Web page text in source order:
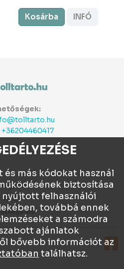
Kosárba INFÓ
+36204460417
ÁSZF
más kódokat használ
biztosítása
felhasználói
továbbá ennek
a számodra
ajánlatok
bővebb információt az
találhatsz.